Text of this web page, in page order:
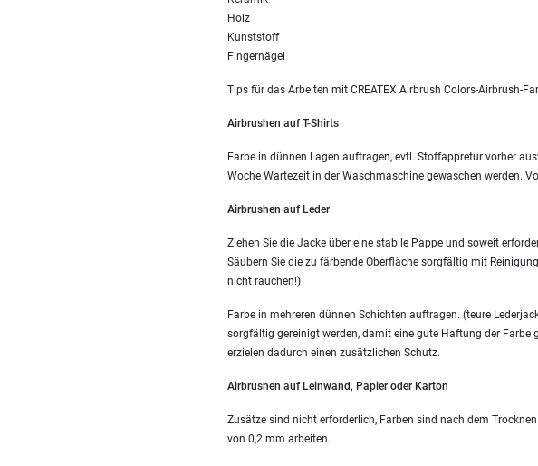
Holz
Kunststoff
Fingernägel
Tips für das Arbeiten mit CREATEX Airbrush Colors-Airbrush-
Airbrushen auf T-Shirts
Farbe in dünnen Lagen auftragen, evtl. Stoffappretur vorher
Woche Wartezeit in der Waschmaschine gewaschen werden.
Airbrushen auf Leder
Ziehen Sie die Jacke über eine stabile Pappe und soweit
Säubern Sie die zu färbende Oberfläche sorgfältig mit
nicht rauchen!)
Farbe in mehreren dünnen Schichten auftragen. (teure
sorgfältig gereinigt werden, damit eine gute Haftung der Farbe
erzielen dadurch einen zusätzlichen Schutz.
Airbrushen auf Leinwand, Papier oder Karton
Zusätze sind nicht erforderlich, Farben sind nach dem
von 0,2 mm arbeiten.